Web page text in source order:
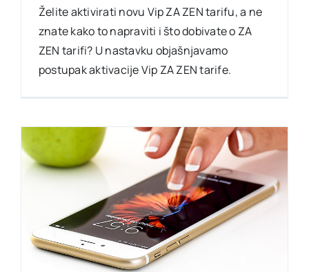
Želite aktivirati novu Vip ZA ZEN tarifu, a ne
znate kako to napraviti i što dobivate o ZA
ZEN tarifi? U nastavku objašnjavamo
postupak aktivacije Vip ZA ZEN tarife.